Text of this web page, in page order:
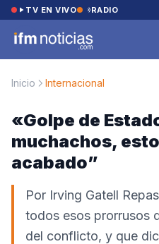
Saltar al contenido
TV EN VIVO RADIO
Inicio Internacional
«Golpe de
muchachos,
acabado”
Por Irving Gatell
todos esos prorrusos
del conflicto, y que